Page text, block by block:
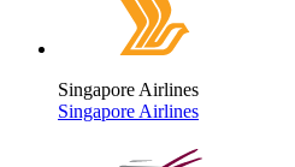
Singapore Airlines
Singapore Airlines